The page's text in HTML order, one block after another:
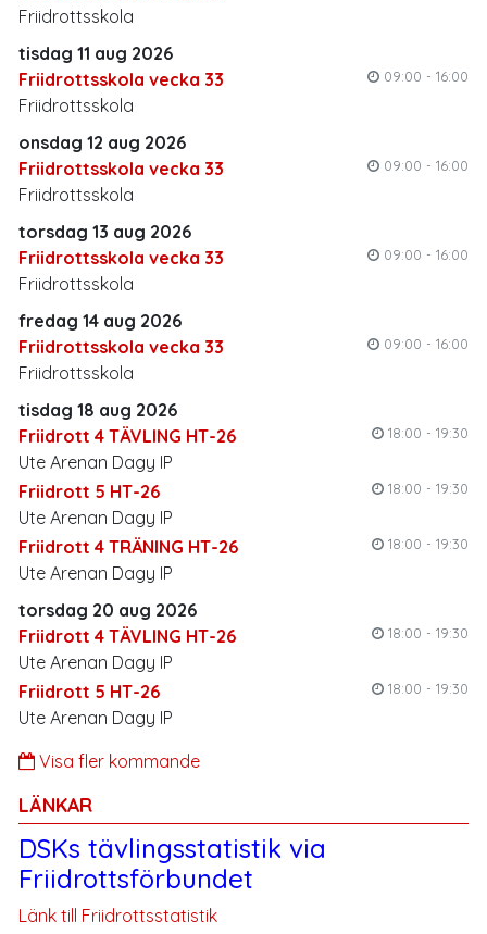
Friidrottsskola
tisdag 11 aug 2026
Friidrottsskola vecka 33
09:00 - 16:00
Friidrottsskola
onsdag 12 aug 2026
Friidrottsskola vecka 33
09:00 - 16:00
Friidrottsskola
torsdag 13 aug 2026
Friidrottsskola vecka 33
09:00 - 16:00
Friidrottsskola
fredag 14 aug 2026
Friidrottsskola vecka 33
09:00 - 16:00
Friidrottsskola
tisdag 18 aug 2026
Friidrott 4 TÄVLING HT-26
18:00 - 19:30
Ute Arenan Dagy IP
Friidrott 5 HT-26
18:00 - 19:30
Ute Arenan Dagy IP
Friidrott 4 TRÄNING HT-26
18:00 - 19:30
Ute Arenan Dagy IP
torsdag 20 aug 2026
Friidrott 4 TÄVLING HT-26
18:00 - 19:30
Ute Arenan Dagy IP
Friidrott 5 HT-26
18:00 - 19:30
Ute Arenan Dagy IP
Visa fler kommande
LÄNKAR
DSKs tävlingsstatistik via
Friidrottsförbundet
Länk till Friidrottsstatistik